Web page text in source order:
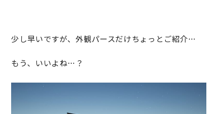
納得リフォームスタジオ nattoku リノベ
分譲住宅･不動産
お客さまの声
少し早いですが、外観パースだけちょっとご紹介…
もう、いいよね…？